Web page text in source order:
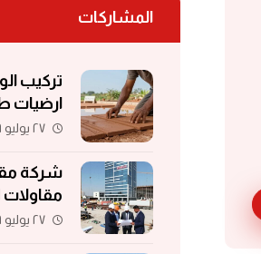
المشاركات
تركيب
| الواح
٢٧ يوليو ٢٠٢٦
مقاولات
٢٧ يوليو ٢٠٢٦